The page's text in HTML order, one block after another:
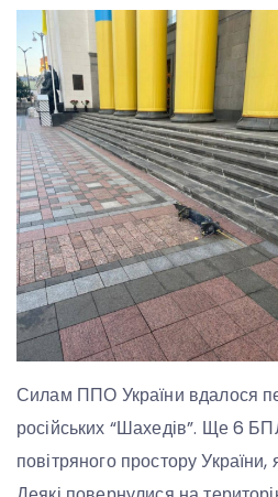
Силам ППО України вдалося
російських “Шахедів”. Ще 6
повітряного простору